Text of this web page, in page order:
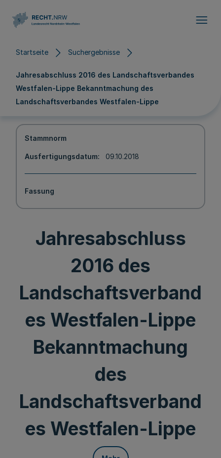
Startseite Suchergebnisse
Jahresabschluss 2016 des Landschaftsverbandes
Westfalen-Lippe Bekanntmachung des
Landschaftsverbandes Westfalen-Lippe
Stammnorm
Ausfertigungsdatum 09.10.2018
Fassung
Jahresabschluss
2016 des
Landschaftsverband
es Westfalen-Lippe
Bekanntmachung
des
Landschaftsverband
es Westfalen-Lippe